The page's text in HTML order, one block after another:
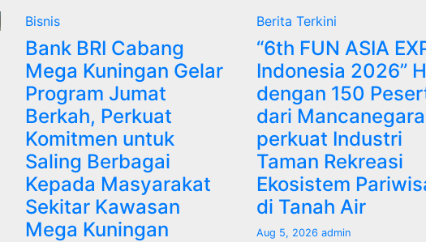
Bisnis
Bank BRI Cabang
Mega Kuningan Gelar
Program Jumat
Berkah, Perkuat
Komitmen untuk
Saling Berbagai
Kepada Masyarakat
Sekitar Kawasan
Mega Kuningan
Berita Terkini
“6th FUN ASIA
Indonesia 2026”
dengan 150
dari Mancanegara
perkuat Industri
Taman Rekreasi
Ekosistem
di Tanah Air
Aug 5, 2026 admin